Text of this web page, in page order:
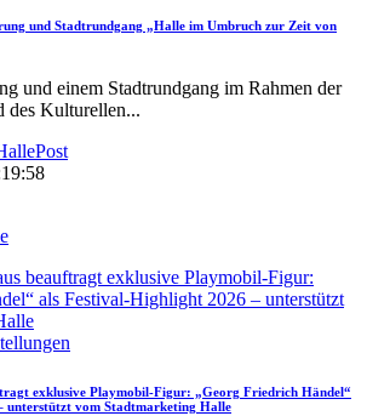
und Stadtrundgang „Halle im Umbruch zur Zeit von
und einem Stadtrundgang im Rahmen der
des Kulturellen...
exklusive Playmobil-Figur: „Georg Friedrich Händel“
unterstützt vom Stadtmarketing Halle